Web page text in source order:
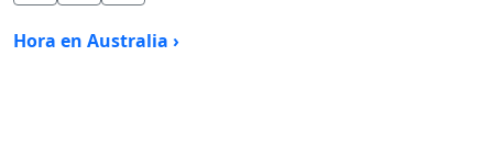
Hora en Australia ›